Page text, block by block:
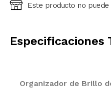
Ingresá código postal (sólo
Este producto no
Especificaciones
Organizador de Brillo